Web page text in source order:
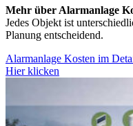
Mehr über Alarmanlage
Jedes Objekt ist
Planung entscheidend.
Alarmanlage Kosten im
Hier klicken